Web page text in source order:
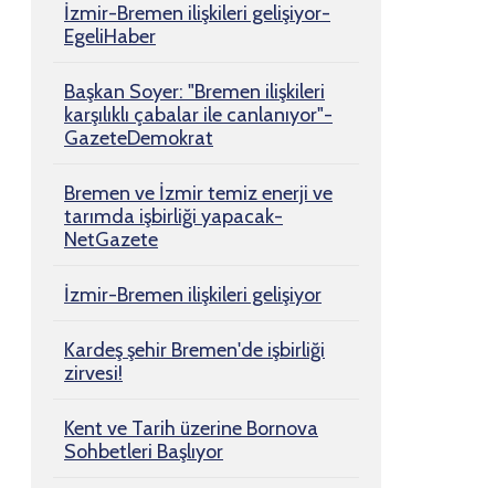
İzmir-Bremen ilişkileri gelişiyor-
EgeliHaber
Başkan Soyer: "Bremen ilişkileri
karşılıklı çabalar ile canlanıyor"-
GazeteDemokrat
Bremen ve İzmir temiz enerji ve
tarımda işbirliği yapacak-
NetGazete
İzmir-Bremen ilişkileri gelişiyor
Kardeş şehir Bremen'de işbirliği
zirvesi!
Kent ve Tarih üzerine Bornova
Sohbetleri Başlıyor